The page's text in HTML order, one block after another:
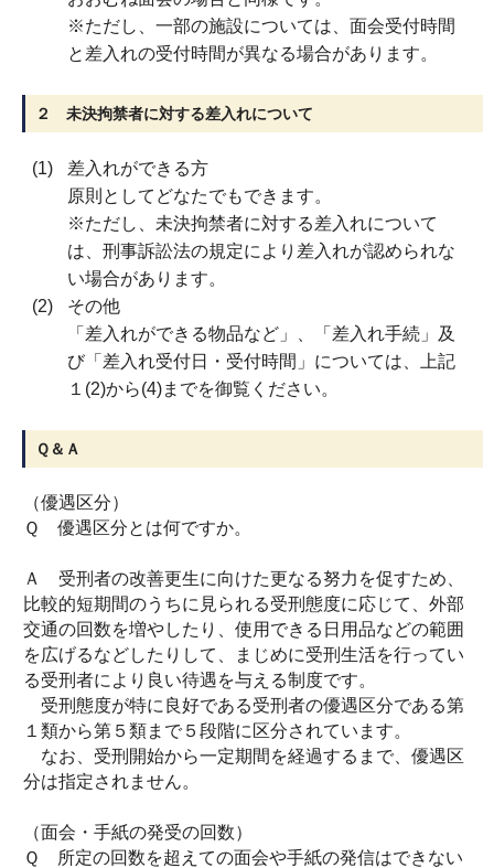
※ただし、一部の施設については、面会受付時間
と差入れの受付時間が異なる場合があります。
２ 未決拘禁者に対する差入れについて
差入れができる方
原則としてどなたでもできます。
※ただし、未決拘禁者に対する差入れについて
は、刑事訴訟法の規定により差入れが認められな
い場合があります。
その他
「差入れができる物品など」、「差入れ手続」及
び「差入れ受付日・受付時間」については、上記
１(2)から(4)までを御覧ください。
Ｑ＆Ａ
（優遇区分）
Ｑ 優遇区分とは何ですか。
Ａ 受刑者の改善更生に向けた更なる努力を促すため、
比較的短期間のうちに見られる受刑態度に応じて、外部
交通の回数を増やしたり、使用できる日用品などの範囲
を広げるなどしたりして、まじめに受刑生活を行ってい
る受刑者により良い待遇を与える制度です。
受刑態度が特に良好である受刑者の優遇区分である第
１類から第５類まで５段階に区分されています。
なお、受刑開始から一定期間を経過するまで、優遇区
分は指定されません。
（面会・手紙の発受の回数）
Ｑ 所定の回数を超えての面会や手紙の発信はできない